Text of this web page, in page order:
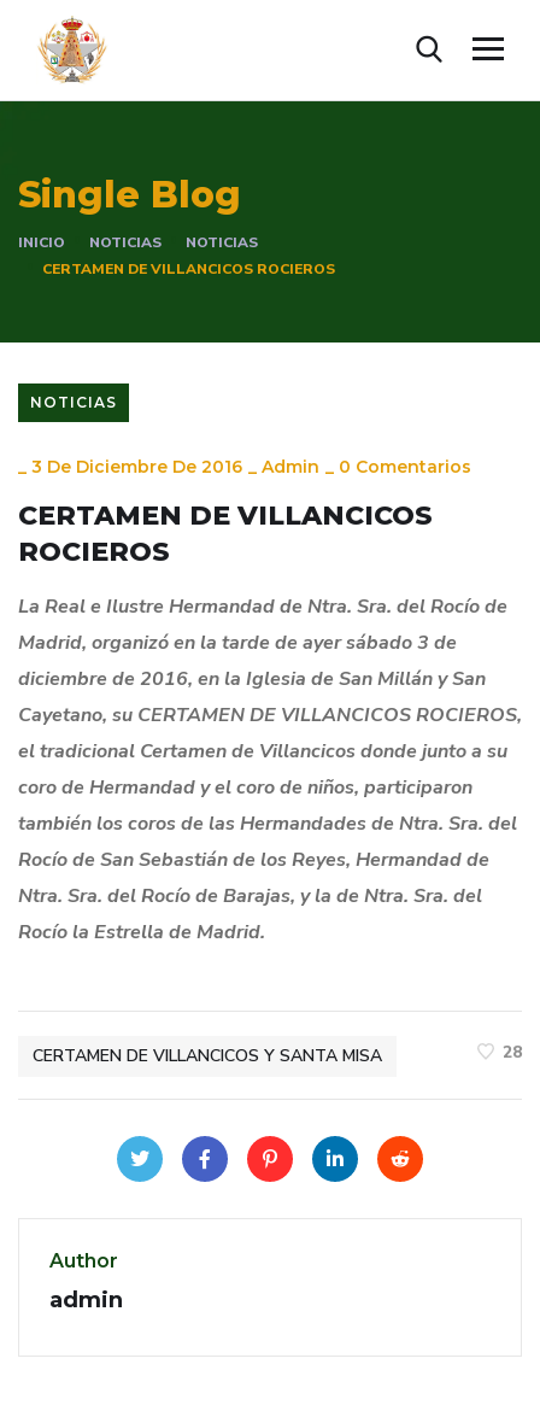
Single Blog
INICIO NOTICIAS
NOTICIAS
CERTAMEN DE VILLANCICOS ROCIEROS
NOTICIAS
3 De Diciembre De 2016 Admin 0 Comentarios
CERTAMEN DE VILLANCICOS
ROCIEROS
La Real e Ilustre Hermandad de Ntra. Sra. del Rocío de
Madrid, organizó en la tarde de ayer sábado 3 de
diciembre de 2016, en la Iglesia de San Millán y San
Cayetano, su CERTAMEN DE VILLANCICOS ROCIEROS,
el tradicional Certamen de Villancicos donde junto a su
coro de Hermandad y el coro de niños, participaron
también los coros de las Hermandades de Ntra. Sra. del
Rocío de San Sebastián de los Reyes, Hermandad de
Ntra. Sra. del Rocío de Barajas, y la de Ntra. Sra. del
Rocío la Estrella de Madrid.
CERTAMEN DE VILLANCICOS Y SANTA MISA 28
Author
admin